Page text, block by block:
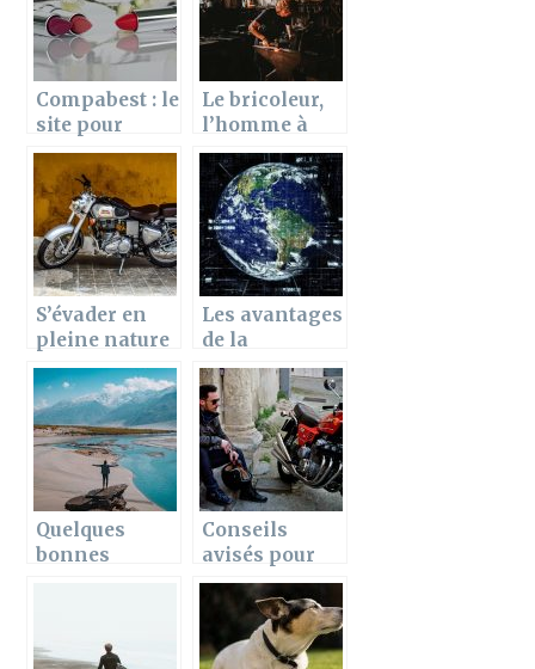
Compabest : le
site pour
trouver les
meilleurs
produits de
beauté
Le bricoleur,
l’homme à
tout faire :
Comment le
devenir ?
S’évader en
pleine nature
sans souci
Les avantages
de la
mondialisatio
n
Quelques
bonnes
Conseils
avisés pour
sélectionner
un
équipement
de moto